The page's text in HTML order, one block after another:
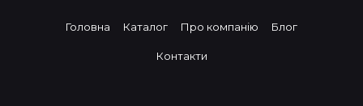
Головна Каталог Про компанію Блог
Контакти